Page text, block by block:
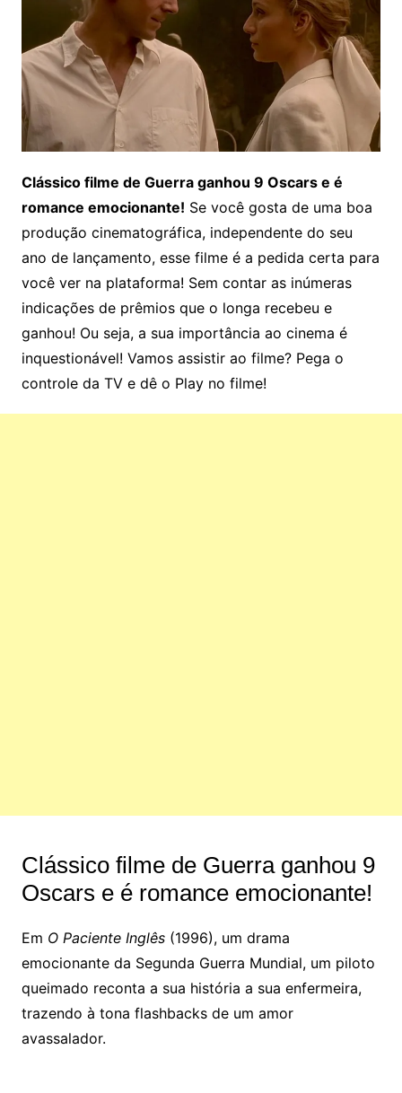
Clássico filme de Guerra ganhou 9 Oscars e é
romance emocionante! Se você gosta de uma boa
produção cinematográfica, independente do seu
ano de lançamento, esse filme é a pedida certa para
você ver na plataforma! Sem contar as inúmeras
indicações de prêmios que o longa recebeu e
ganhou! Ou seja, a sua importância ao cinema é
inquestionável! Vamos assistir ao filme? Pega o
controle da TV e dê o Play no filme!
Clássico filme de Guerra ganhou 9
Oscars e é romance emocionante!
Em O Paciente Inglês(1996), um drama
emocionante da Segunda Guerra Mundial, um piloto
queimado reconta a sua história a sua enfermeira,
trazendo à tona flashbacks de um amor
avassalador.